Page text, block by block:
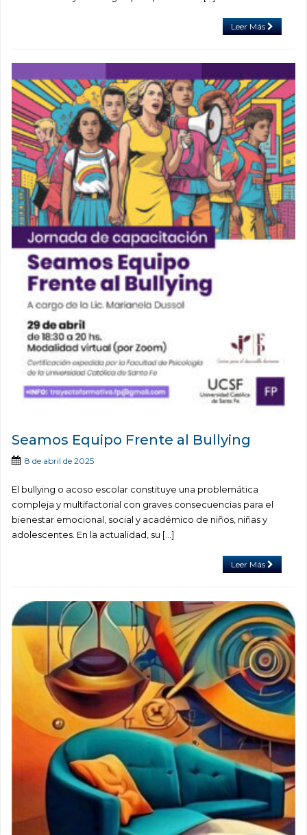
Leer Más
Seamos Equipo Frente al Bullying
8 de abril de 2025
El bullying o acoso escolar constituye una problemática
compleja y multifactorial con graves consecuencias para el
bienestar emocional, social y académico de niños, niñas y
adolescentes. En la actualidad, su […]
Leer Más